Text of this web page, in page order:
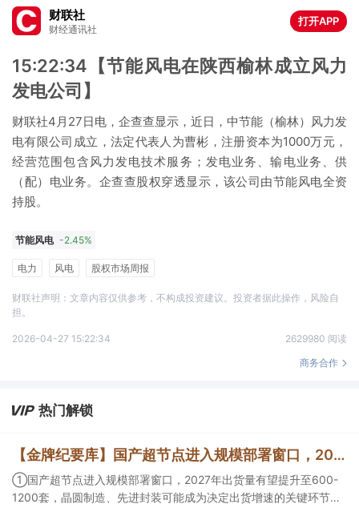
财联社
财经通讯社
打开APP
15:22:34【节能风电在陕西榆林成立风力
发电公司】
财联社4月27日电，企查查显示，近日，中节能（榆林）风力发
电有限公司成立，法定代表人为曹彬，注册资本为1000万元，
经营范围包含风力发电技术服务；发电业务、输电业务、供
（配）电业务。企查查股权穿透显示，该公司由节能风电全资
持股。
节能风电 -2.45%
电力 风电 股权市场周报
财联社声明：文章内容仅供参考，不构成投资建议。投资者据此操作，风险自
担。
2026-04-27 15:22:34
2629980 阅读
商务合作
热门解锁
【金牌纪要库】国产超节点进入规模部署窗口，2027年出货量有望提升至600-1200套，晶圆制造、先进封装可能成为决定出货增速的关键环节
①国产超节点进入规模部署窗口，2027年出货量有望提升至600-
1200套，晶圆制造、先进封装可能成为决定出货增速的关键环节；